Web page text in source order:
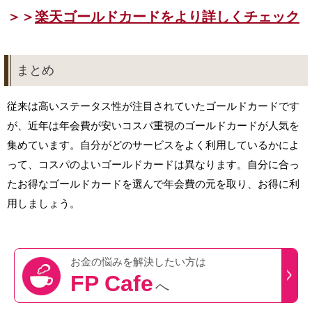
＞＞楽天ゴールドカードをより詳しくチェック
まとめ
従来は高いステータス性が注目されていたゴールドカードです
が、近年は年会費が安いコスパ重視のゴールドカードが人気を
集めています。自分がどのサービスをよく利用しているかによ
って、コスパのよいゴールドカードは異なります。自分に合っ
たお得なゴールドカードを選んで年会費の元を取り、お得に利
用しましょう。
お金の悩みを解決したい方は
FP Cafeへ